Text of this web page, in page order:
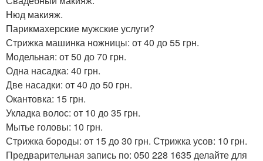
Нюд макияж.
Парикмахерские мужские услуги?
Стрижка машинка ножницы: от 40 до 55 грн.
Модельная: от 50 до 70 грн.
Одна насадка: 40 грн.
Две насадки: от 40 до 50 грн.
Окантовка: 15 грн.
Укладка волос: от 10 до 35 грн.
Мытье головы: 10 грн.
Стрижка бороды: от 15 до 30 грн. Стрижка усов: 10 грн.
Предварительная запись по: 050 228 1635 делайте для